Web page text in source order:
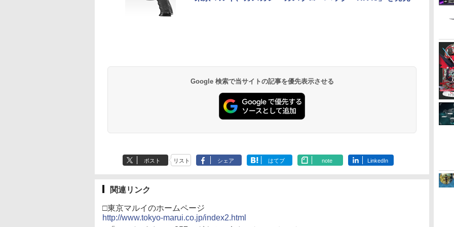
Google 検索で当サイトの記事を優先表示させる
ポスト リスト シェア はてブ note LinkedIn
関連リンク
□東京マルイのホームページ
http://www.tokyo-marui.co.jp/index2.html